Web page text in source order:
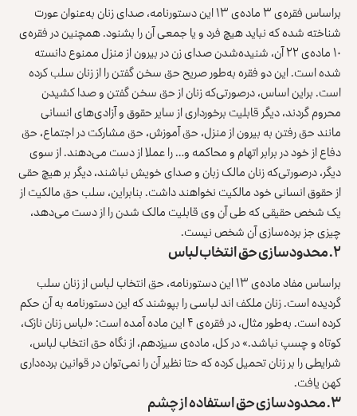
براساس فقره‌ی ۳ ماده‌ی ۱۳ این دستورنامه، صدای زنان به‌عنوان عورت
شناخته شده که نباید هیچ فرد و یا جمعی آن را بشنود. همچنین در فقره‌ی
۱۰ ماده‌ی ۲۲ آن، شنیده‌شدن صدای زن در بیرون از منزل ممنوع دانسته
شده است. این دو فقره به‌طور صریح حق سخن گفتن را از زنان سلب کرده
است. براین اساس، درصورتی‌که زنان از حق سخن گفتن و صدا کشیدن
محروم گردند، دیگر قابلیت برخورداری از سایر حقوق و آزادی‌های انسانی
مانند حق رفتن به بیرون از منزل، حق آموزش، حق مشارکت در اجتماع، حق
دفاع از خود در برابر اتهام و محاکمه و… را عملا از دست می‌دهند. از سوی
دیگر، درصورتی‌که زنان مالک زبان و صدای خویش نباشند، دیگر بر هیچ حقی
از حقوق انسانی خود مالکیت نخواهند داشت. بنابراین، سلب حق مالکیت از
یک شخص حقیقی که طی آن وی قابلیت مالک شدن را از دست می‌دهد،
چیزی جز برده‌سازی آن شخص نیست.
۲. محدودسازی حق انتخاب لباس
براساس مفاد ماده‌ی ۱۳ این دستورنامه، حق انتخاب لباس از زنان سلب
گردیده است. زنان ملکف اند لباسی را بپوشند که این دستورنامه به آن حکم
کرده است. به‌طور مثال، در فقره‌ی ۴ این ماده آمده است: «لباس زنان نازک،
کوتاه و چسپ نباشد.» در کل، ماده‌ی سیزدهم، از نگاه حق انتخاب لباس،
شرایطی را بر زنان تحمیل کرده که حتا نظیر آن را نمی‌توان در قوانین برده‌داری
کهن یافت.
۳. محدودسازی حق استفاده از چشم